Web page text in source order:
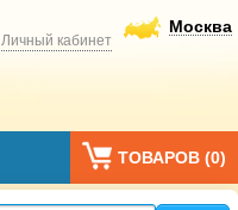
Москва
Личный кабинет
ТОВАРОВ (0)